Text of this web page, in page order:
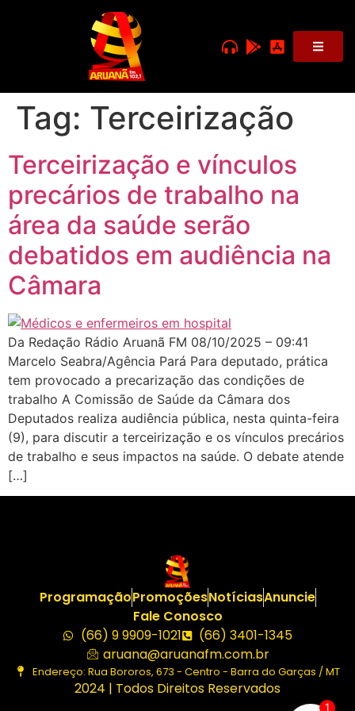
Tag: Terceirização
Terceirização e vínculos
precários de trabalho na
área da saúde serão
debatidos em audiência na
Câmara
Da Redação Rádio Aruanã FM 08/10/2025 – 09:41
Marcelo Seabra/Agência Pará Para deputado, prática
tem provocado a precarização das condições de
trabalho A Comissão de Saúde da Câmara dos
Deputados realiza audiência pública, nesta quinta-feira
(9), para discutir a terceirização e os vínculos precários
de trabalho e seus impactos na saúde. O debate atende
[…]
ProgramaçãoPromoçõesNotíciasAnuncie
Fale Conosco
(66) 9 9909-1021
(66) 3401-1345
aruana@aruanafm.com.br
Endereço: Rua Bororos, 673 - Centro - Barra do Garças / MT
2024 | Todos Direitos Reservados
1